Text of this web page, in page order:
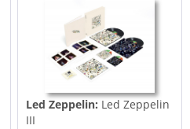
Led Zeppelin: Led Zeppelin
III